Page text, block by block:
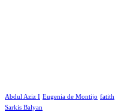
Abdul Aziz I Eugenia de Montijo fatith
Sarkis Balyan